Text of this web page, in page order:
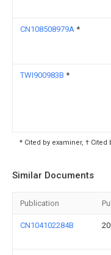
CN108508979A *
TWI900983B *
* Cited by examiner, † Cited
Similar Documents
Publication
CN104102284B